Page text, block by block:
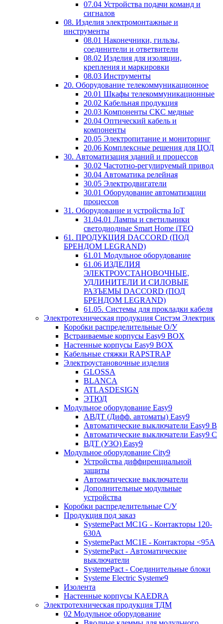
07.04 Устройства подачи команд и
сигналов
08. Изделия электромонтажные и
инструменты
08.01 Наконечники, гильзы,
соединители и ответвители
08.02 Изделия для изоляции,
крепления и маркировки
08.03 Инструменты
20. Оборудование телекоммуникационное
20.01 Шкафы телекоммуникационные
20.02 Кабельная продукция
20.03 Компоненты СКС медные
20.04 Оптический кабель и
компоненты
20.05 Электропитание и мониторинг
20.06 Комплексные решения для ЦОД
30. Автоматизация зданий и процессов
30.02 Частотно-регулируемый привод
30.04 Автоматика релейная
30.05 Электродвигатели
30.01 Оборудование автоматизации
процессов
31. Оборудование и устройства IoT
31.04.01 Лампы и светильники
светодиодные Smart Home iTEQ
61. ПРОДУКЦИЯ DACCORD (ПОД
БРЕНДОМ LEGRAND)
61.01 Модульное оборудование
61.06 ИЗДЕЛИЯ
ЭЛЕКТРОУСТАНОВОЧНЫЕ,
УДЛИНИТЕЛИ И СИЛОВЫЕ
РАЗЪЕМЫ DACCORD (ПОД
БРЕНДОМ LEGRAND)
61.05. Системы для прокладки кабеля
Электротехническая продукция Систэм Электрик
Коробки распределительные О/У
Встраиваемые корпусы Easy9 BOX
Настенные корпусы Easy9 BOX
Кабельные стяжки RAPSTRAP
Электроустановочные изделия
GLOSSA
BLANCA
ATLASDESIGN
ЭТЮД
Модульное оборудование Easy9
АВДТ (Дифф. автоматы) Easy9
Автоматические выключатели Easy9 В
Автоматические выключатели Easy9 С
ВДТ (УЗО) Easy9
Модульное оборудование City9
Устройства диффиренциальной
защиты
Автоматические выключатели
Дополнительные модульные
устройства
Коробки распределительные C/У
Продукция под заказ
SystemePact MC1G - Контакторы 120-
630A
SystemePact MC1E - Контакторы <95A
SystemePact - Автоматические
выключатели
SystemePact - Соединительные блоки
Systeme Electric Systeme9
Изолента
Настенные корпусы KAEDRA
Электротехническая продукция ТДМ
02 Модульное оборудование